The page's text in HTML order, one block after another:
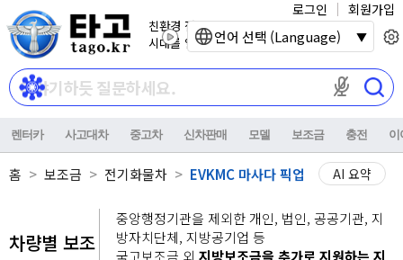
친환경 전기자동차
시대를 열어갑니다.
마이크 권한이
로그인 회원가입
렌터카 사고대차 중고차 신차판매 모델 보조금 충전 이
홈 보조금 전기화물차 EVKMC 마사다 픽업 AI 요약
차량별 보조
중앙행정기관을 제외한 개인, 법인, 공공기관, 지
방자치단체, 지방공기업 등
국고보조금 외 지방보조금을 추가로 지원하는 지
언어 선택 (Language)